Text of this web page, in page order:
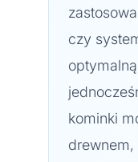
czy
kominki